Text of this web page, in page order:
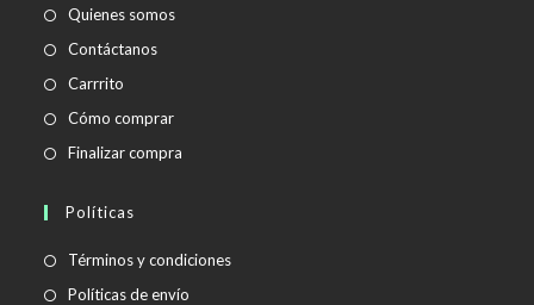
Quienes somos
Contáctanos
Carrrito
Cómo comprar
Finalizar compra
Políticas
Términos y condicionesSe
Políticas de envío